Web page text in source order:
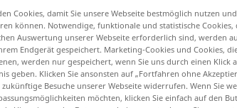
przy
Cookies, damit Sie unsere Webseite bestmöglich nutzen
können. Notwendige, funktionale und statistische
Auswertung unserer Webseite erforderlich sind, werden
Endgerät gespeichert. Marketing-Cookies und Cookies,
werden nur gespeichert, wenn Sie uns durch einen Klick
geben. Klicken Sie ansonsten auf „Fortfahren ohne
Besuche unserer Webseite widerrufen. Wenn Sie
möchten, klicken Sie einfach auf den